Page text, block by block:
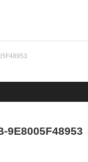
9E8005F48953